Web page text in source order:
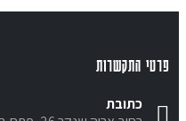
פרטי התקשרות
כתובת